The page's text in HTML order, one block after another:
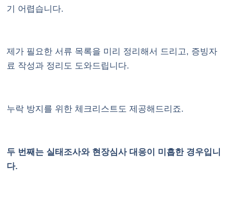
기 어렵습니다.
제가 필요한 서류 목록을 미리 정리해서 드리고, 증빙자
료 작성과 정리도 도와드립니다.
누락 방지를 위한 체크리스트도 제공해드리죠.
두 번째는 실태조사와 현장심사 대응이 미흡한 경우입니
다.